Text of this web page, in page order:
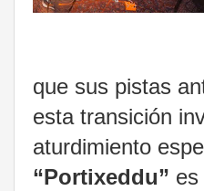
que sus pistas
esta transición
aturdimiento
“Portixeddu”